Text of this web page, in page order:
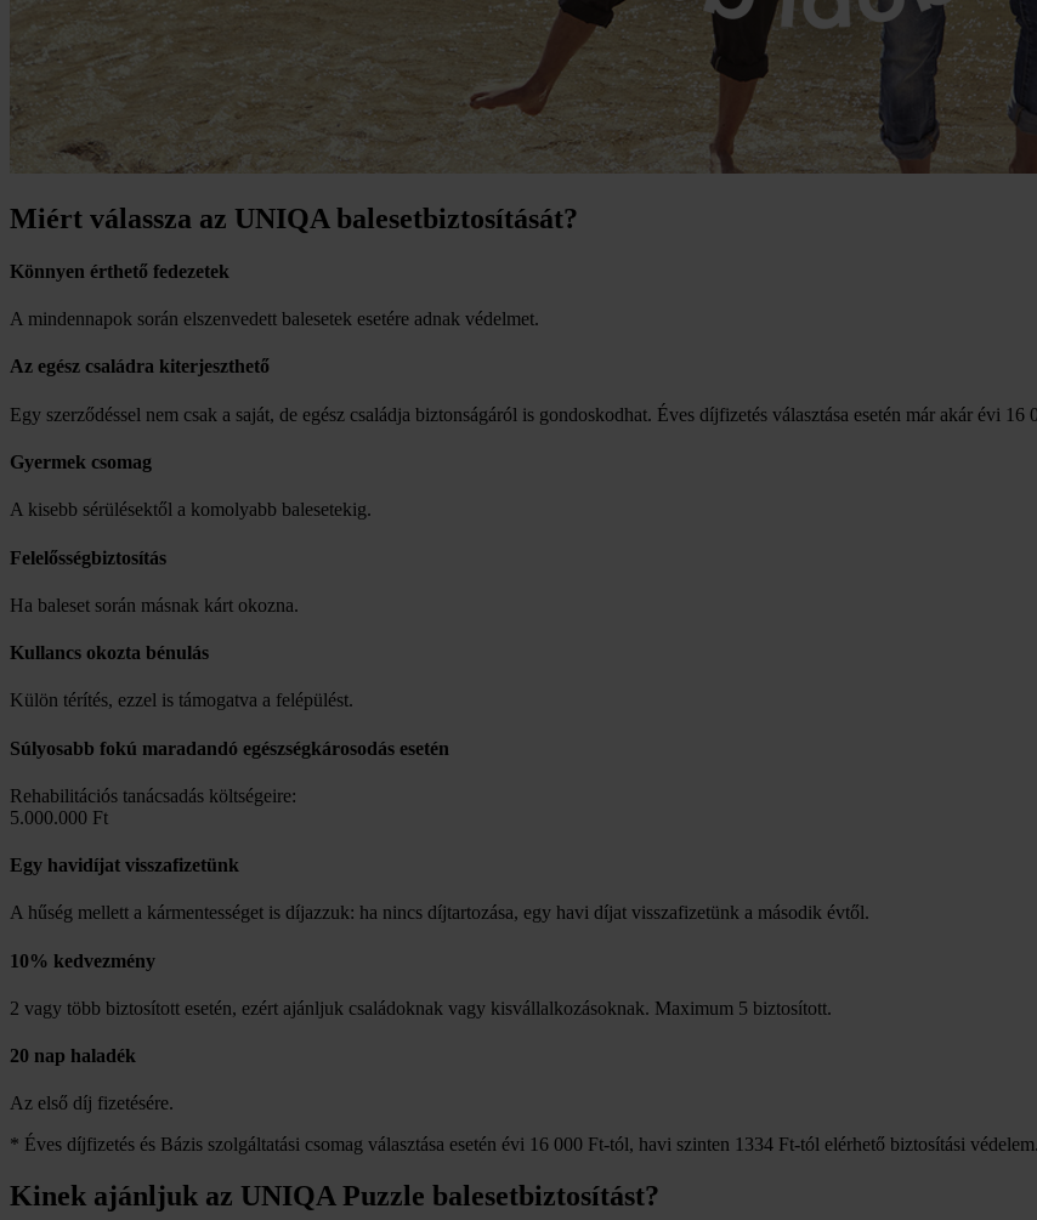
Miért válassza az UNIQA balesetbiztosítását?
Könnyen érthető fedezetek
A mindennapok során elszenvedett balesetek esetére adnak védelmet.
Az egész családra kiterjeszthető
Egy szerződéssel nem csak a saját, de egész családja biztonságáról is gondoskodhat. Éves díjfizetés választása esetén már akár évi
Gyermek csomag
A kisebb sérülésektől a komolyabb balesetekig.
Felelősségbiztosítás
Ha baleset során másnak kárt okozna.
Kullancs okozta bénulás
Külön térítés, ezzel is támogatva a felépülést.
Súlyosabb fokú maradandó egészségkárosodás esetén
Rehabilitációs tanácsadás költségeire:
5.000.000 Ft
Egy havidíjat visszafizetünk
A hűség mellett a kármentességet is díjazzuk: ha nincs díjtartozása, egy havi díjat visszafizetünk a második évtől.
10% kedvezmény
2 vagy több biztosított esetén, ezért ajánljuk családoknak vagy kisvállalkozásoknak. Maximum 5 biztosított.
20 nap haladék
Az első díj fizetésére.
* Éves díjfizetés és Bázis szolgáltatási csomag választása esetén évi 16 000 Ft-tól, havi szinten 1334 Ft-tól elérhető biztosítási védelem.
Kinek ajánljuk az UNIQA Puzzle balesetbiztosítást?